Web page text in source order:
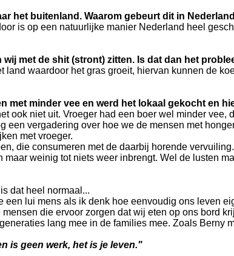
het buitenland. Waarom gebeurt dit in
is op een natuurlijke manier Nederland heel
met de shit (stront) zitten. Is dat dan het
waardoor het gras groeit, hiervan kunnen de
met minder vee en werd het lokaal gekocht en
ook niet uit. Vroeger had een boer wel minder
een vergadering over hoe we de mensen met
met vroeger.
die consumeren met de daarbij horende
weinig tot niets weer inbrengt. Wel de lusten
dat heel normaal...
lui mens als ik denk hoe eenvoudig ons leven
die ervoor zorgen dat wij eten op ons bord
lang mee in de families mee. Zoals Berny
is geen werk, het is je leven."